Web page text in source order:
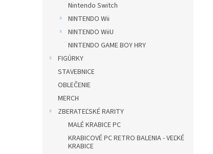
Nintendo Switch
NINTENDO Wii
NINTENDO WiiU
NINTENDO GAME BOY HRY
FIGÚRKY
STAVEBNICE
OBLEČENIE
MERCH
ZBERATEĽSKÉ RARITY
MALÉ KRABICE PC
KRABICOVÉ PC RETRO BALENIA - VEĽKÉ
KRABICE